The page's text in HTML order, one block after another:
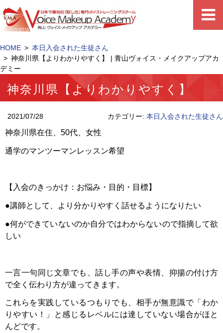
HOME
本日入会された生徒さん
神奈川県【よりわかりやすく】 | 青山ヴォイス・メイクアップアカ
デミー
神奈川県【よりわかりやすく】
2021/07/28 カテゴリー: 本日入会された生徒さん
神奈川県在住、 50代、女性
通学のマンツーマンレッスン希望
【入会のきっかけ：お悩み・目的・目標】
●講師として、より分かりやすく話せるようになりたい
●何ができていないのか自分ではわからないので指摘して欲
しい
一言一句同じ文章でも、話し手の声や表情、抑揚の付け方
で全く伝わり方が違ってきます。
これらを実践しているつもりでも、相手が無意識で「わか
りやすい！」と感じるレベルには達していない場合がほと
んどです。